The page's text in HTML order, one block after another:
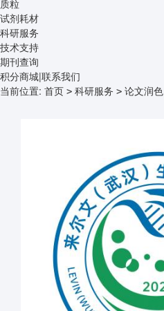
质粒
试剂耗材
科研服务
技术支持
期刊查询
积分商城|联系我们
当前位置: 首页 > 科研服务 > 论文润色